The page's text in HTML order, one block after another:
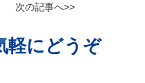
次の記事へ>>
軽にどうぞ